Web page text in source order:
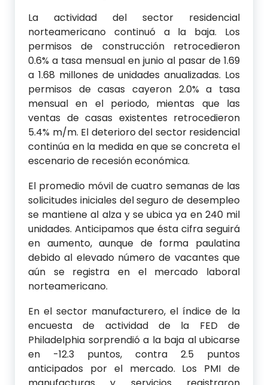
La actividad del sector residencial
norteamericano continuó a la baja. Los
permisos de construcción retrocedieron
0.6% a tasa mensual en junio al pasar de 1.69
a 1.68 millones de unidades anualizadas. Los
permisos de casas cayeron 2.0% a tasa
mensual en el periodo, mientas que las
ventas de casas existentes retrocedieron
5.4% m/m. El deterioro del sector residencial
continúa en la medida en que se concreta el
escenario de recesión económica.
El promedio móvil de cuatro semanas de las
solicitudes iniciales del seguro de desempleo
se mantiene al alza y se ubica ya en 240 mil
unidades. Anticipamos que ésta cifra seguirá
en aumento, aunque de forma paulatina
debido al elevado número de vacantes que
aún se registra en el mercado laboral
norteamericano.
En el sector manufacturero, el índice de la
encuesta de actividad de la FED de
Philadelphia sorprendió a la baja al ubicarse
en -12.3 puntos, contra 2.5 puntos
anticipados por el mercado. Los PMI de